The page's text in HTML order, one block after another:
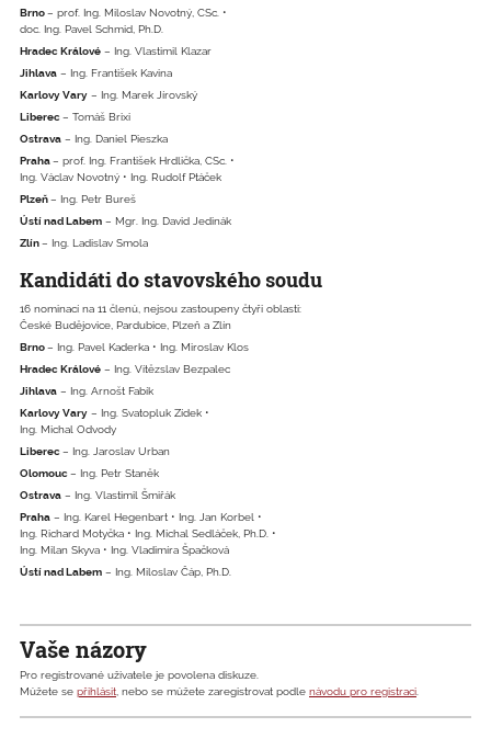
Brno– prof. Ing. Miloslav Novotný, CSc. •
doc. Ing. Pavel Schmid, Ph.D.
Hradec Králové – Ing. Vlastimil Klazar
Jihlava – Ing. František Kavina
Karlovy Vary – Ing. Marek Jírovský
Liberec– Tomáš Brixi
Ostrava – Ing. Daniel Pieszka
Praha– prof. Ing. František Hrdlička, CSc. •
Ing. Václav Novotný • Ing. Rudolf Ptáček
Plzeň– Ing. Petr Bureš
Ústí nad Labem – Mgr. Ing. David Jedinák
Zlín– Ing. Ladislav Smola
Kandidáti do stavovského soudu
16 nominací na 11 členů, nejsou zastoupeny čtyři oblasti:
České Budějovice, Pardubice, Plzeň a Zlín
Brno– Ing. Pavel Kaderka • Ing. Miroslav Klos
Hradec Králové – Ing. Vítězslav Bezpalec
Jihlava – Ing. Arnošt Fabík
Karlovy Vary – Ing. Svatopluk Zídek •
Ing. Michal Odvody
Liberec– Ing. Jaroslav Urban
Olomouc– Ing. Petr Staněk
Ostrava – Ing. Vlastimil Šmiřák
Praha – Ing. Karel Hegenbart • Ing. Jan Korbel •
Ing. Richard Motyčka • Ing. Michal Sedláček, Ph.D. •
Ing. Milan Skyva • Ing. Vladimíra Špačková
Ústí nad Labem – Ing. Miloslav Čáp, Ph.D.
Vaše názory
Pro registrované uživatele je povolena diskuze.
Můžete se přihlásit , nebo se můžete zaregistrovat podle návodu pro registraci